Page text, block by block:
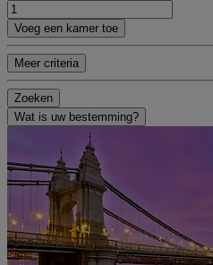
Voeg een kamer toe
Meer criteria
Zoeken
Wat is uw bestemming?